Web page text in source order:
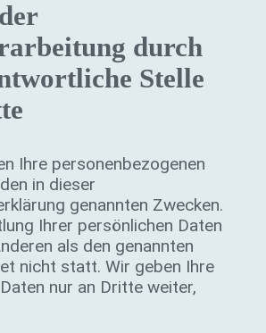
durch
Stelle
Ihre personenbezogenen
in dieser
genannten Zwecken.
Ihrer persönlichen Daten
als den genannten
nicht statt. Wir geben Ihre
nur an Dritte weiter,